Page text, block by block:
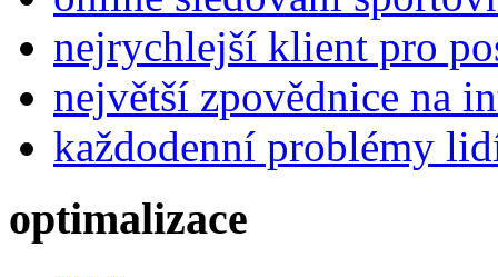
nejrychlejší klient pro
největší zpovědnice na
každodenní problémy
optimalizace